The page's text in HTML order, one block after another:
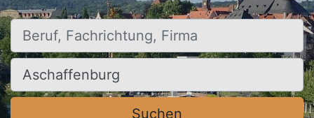
Beruf, Fachrichtung, Firma
Ort, Stadt
Suchen